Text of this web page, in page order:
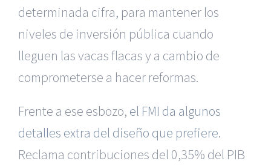
determinada cifra, para mantener los
niveles de inversión pública cuando
lleguen las vacas flacas y a cambio de
comprometerse a hacer reformas.
Frente a ese esbozo, el FMI da algunos
detalles extra del diseño que prefiere.
Reclama contribuciones del 0,35% del PIB